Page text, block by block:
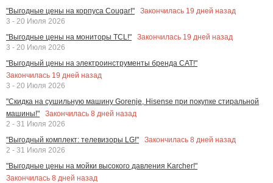
"Выгодные цены на корпуса Cougar!"
Закончилась 19 дней назад
3 - 20 Июля 2026
"Выгодные цены на мониторы TCL!"
Закончилась 19 дней назад
3 - 20 Июля 2026
"Выгодный цены на электроинструменты бренда CAT!"
Закончилась 19 дней назад
3 - 20 Июля 2026
"Скидка на сушильную машину Gorenje, Hisense при покупке стиральной
машины!"
Закончилась 8 дней назад
2 - 31 Июля 2026
"Выгодный комплект: телевизоры LG!"
Закончилась 8 дней назад
2 - 31 Июля 2026
"Выгодные цены на мойки высокого давления Karcher!"
Закончилась 8 дней назад